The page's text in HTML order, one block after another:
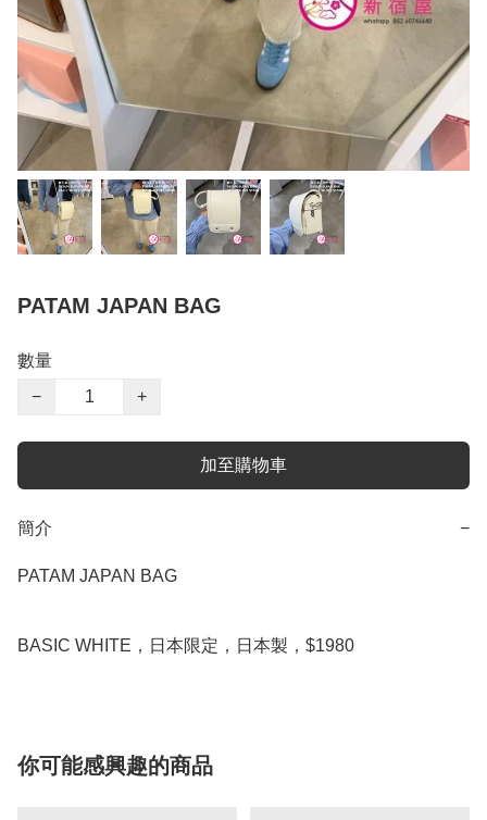
PATAM JAPAN BAG
數量
−
+
加至購物車
簡介 −
PATAM JAPAN BAG
你可能感興趣的商品